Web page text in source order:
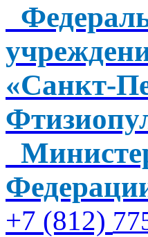
«Санкт-
+7 (812)